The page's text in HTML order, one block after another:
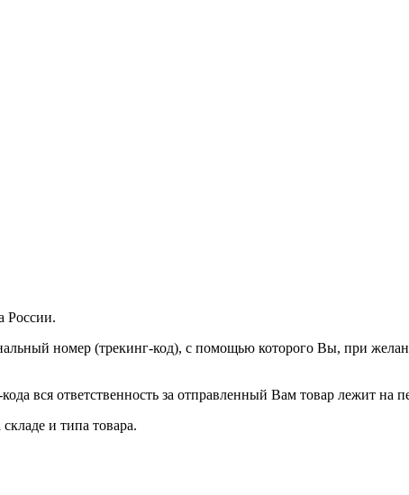
России.
номер (трекинг-код), с помощью которого Вы, при
вся ответственность за отправленный Вам товар лежит на
и типа товара.